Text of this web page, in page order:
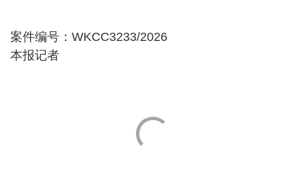
案件编号：WKCC3233/2026
本报记者